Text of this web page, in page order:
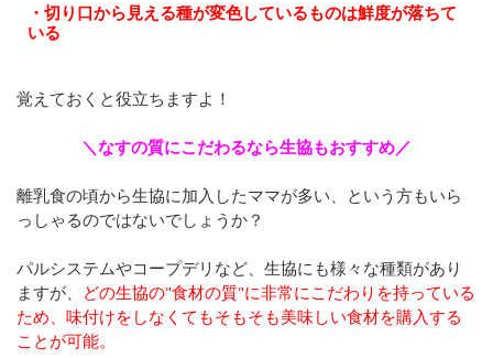
・切り口から見える種が変色しているものは鮮度が落ちて
いる
覚えておくと役立ちますよ！
＼なすの質にこだわるなら生協もおすすめ／
離乳食の頃から生協に加入したママが多い、という方もいら
っしゃるのではないでしょうか？
パルシステムやコープデリなど、生協にも様々な種類があり
ますが、 どの生協の"食材の質"に非常にこだわりを持っている
ため、味付けをしなくてもそもそも美味しい食材を購入する
ことが可能。